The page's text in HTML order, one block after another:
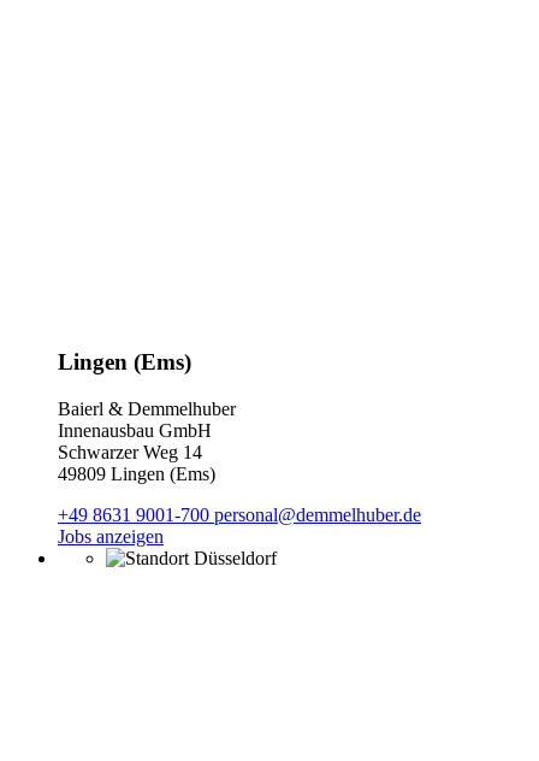
Lingen (Ems)
Baierl & Demmelhuber
Innenausbau GmbH
Schwarzer Weg 14
49809 Lingen (Ems)
+49 8631 9001-700 personal@demmelhuber.de
Jobs anzeigen